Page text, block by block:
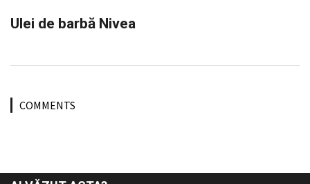
Ulei de barbă Nivea
COMMENTS